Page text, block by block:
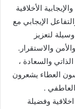
الأخلاقية
الإيجابي مع
لتعزيز
والاستقرار.
والسعادة ،
العطاء يشعرون
.
وفضيلة